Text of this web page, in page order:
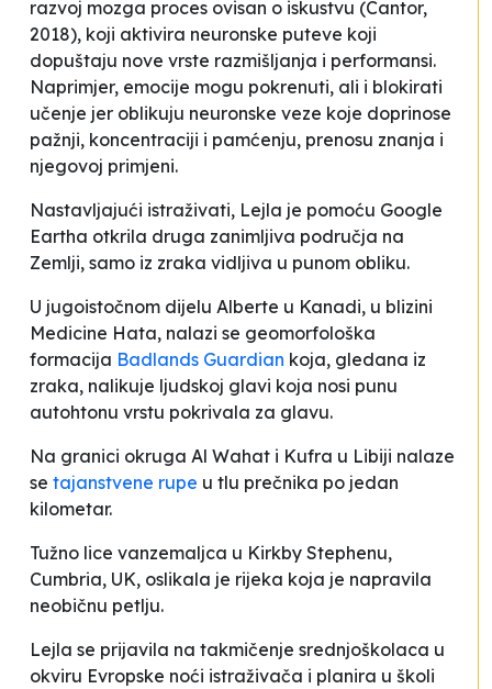
razvoj mozga proces ovisan o iskustvu (Cantor,
2018), koji aktivira neuronske puteve koji
dopuštaju nove vrste razmišljanja i performansi.
Naprimjer, emocije mogu pokrenuti, ali i blokirati
učenje jer oblikuju neuronske veze koje doprinose
pažnji, koncentraciji i pamćenju, prenosu znanja i
njegovoj primjeni.
Nastavljajući istraživati, Lejla je pomoću Google
Eartha otkrila druga zanimljiva područja na
Zemlji, samo iz zraka vidljiva u punom obliku.
U jugoistočnom dijelu Alberte u Kanadi, u blizini
Medicine Hata, nalazi se geomorfološka
formacija Badlands Guardian koja, gledana iz
zraka, nalikuje ljudskoj glavi koja nosi punu
autohtonu vrstu pokrivala za glavu.
Na granici okruga Al Wahat i Kufra u Libiji nalaze
se tajanstvene rupe u tlu prečnika po jedan
kilometar.
Tužno lice vanzemaljca u Kirkby Stephenu,
Cumbria, UK, oslikala je rijeka koja je napravila
neobičnu petlju.
Lejla se prijavila na takmičenje srednjoškolaca u
okviru Evropske noći istraživača i planira u školi